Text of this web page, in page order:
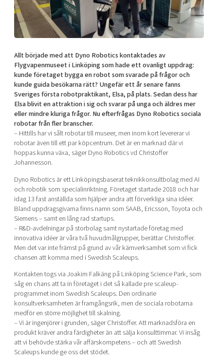
Shaping cities and regions
East Sweden Tech Women
Reversed mentorship
Current offers and activities
Upscaling
Talent & skills
Startup & industry collaboration
Offers to boost your business
Funding opportunities
Our community of companies
Projects
Publications
Project toolbox
Our clusters
Reach out to us
Locations
Today's lunch in Mjärdevi
Allt började med att Dyno Robotics kontaktades av
Flygvapenmuseet i Linköping som hade ett ovanligt uppdrag:
kunde företaget bygga en robot som svarade på frågor och
kunde guida besökarna rätt? Ungefär ett år senare fanns
Sveriges första robotpraktikant, Elsa, på plats. Sedan dess har
Elsa blivit en attraktion i sig och svarar på unga och äldres mer
eller mindre kluriga frågor. Nu efterfrågas Dyno Robotics sociala
robotar från fler branscher.
– Hittills har vi sålt robotar till museer, men inom kort levererar vi
robotar även till ett par köpcentrum. Det är en marknad där vi
hoppas kunna växa, säger Dyno Robotics vd Christoffer
Johannesson.
Dyno Robotics är ett Linköpingsbaserat teknikkonsultbolag med AI
och robotik som specialinriktning. Företaget startade 2018 och har
idag 13 fast anställda som hjälper andra att förverkliga sina idéer.
Bland uppdragsgivarna finns namn som SAAB, Ericsson, Toyota och
Siemens – samt en lång rad startups.
– R&D-avdelningar på storbolag samt nystartade företag med
innovativa idéer är våra två huvudmålgrupper, berättar Christoffer.
Men det var inte främst på grund av vår kärnverksamhet som vi fick
chansen att komma med i Swedish Scaleups.
Kontakten togs via Joakim Falkäng på Linköping Science Park, som
såg en chans att ta in företaget i det så kallade pre scaleup-
programmet inom Swedish Scaleups. Den ordinarie
konsultverksamheten är framgångsrik, men de sociala robotarna
medför en större möjlighet till skalning.
– Vi är ingenjörer i grunden, säger Christoffer. Att marknadsföra en
produkt kräver andra färdigheter än att sälja konsulttimmar. Vi insåg
att vi behövde stärka vår affärskompetens – och att Swedish
Scaleups kunde ge oss det stödet.